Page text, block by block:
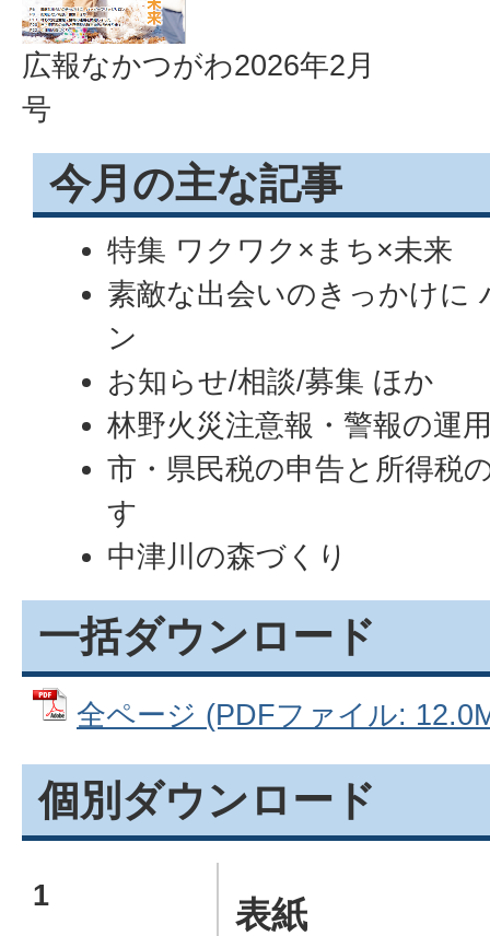
広報なかつがわ2026年2月
号
今月の主な記事
特集 ワクワク×まち×未来
素敵な出会いのきっかけに
ン
お知らせ/相談/募集 ほか
林野火災注意報・警報の運
市・県民税の申告と所得税
す
中津川の森づくり
一括ダウンロード
全ページ (PDFファイル:
個別ダウンロード
1 表紙